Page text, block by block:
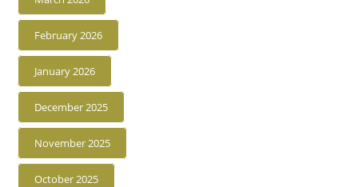
February 2026
January 2026
December 2025
November 2025
October 2025